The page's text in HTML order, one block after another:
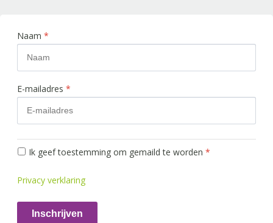
Naam *
E-mailadres *
Ik geef toestemming om gemaild te worden *
Privacy verklaring
Inschrijven